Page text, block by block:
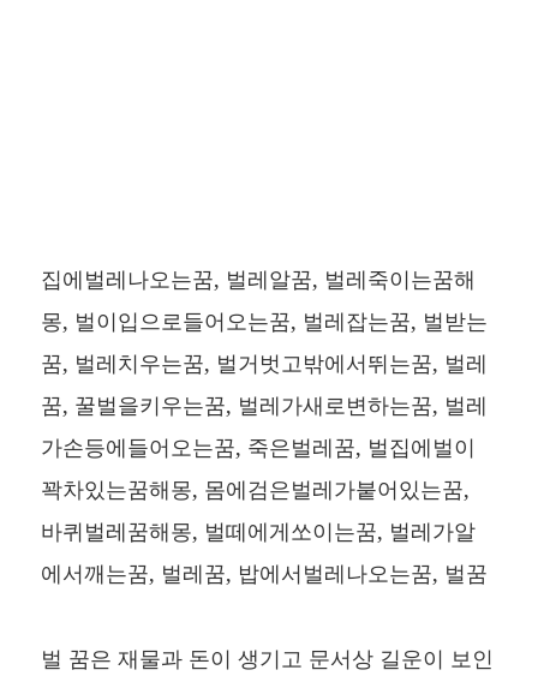
집에벌레나오는꿈, 벌레알꿈, 벌레죽이는꿈해
몽, 벌이입으로들어오는꿈, 벌레잡는꿈, 벌받는
꿈, 벌레치우는꿈, 벌거벗고밖에서뛰는꿈, 벌레
꿈, 꿀벌을키우는꿈, 벌레가새로변하는꿈, 벌레
가손등에들어오는꿈, 죽은벌레꿈, 벌집에벌이
꽉차있는꿈해몽, 몸에검은벌레가붙어있는꿈,
바퀴벌레꿈해몽, 벌떼에게쏘이는꿈, 벌레가알
에서깨는꿈, 벌레꿈, 밥에서벌레나오는꿈, 벌꿈
벌 꿈은 재물과 돈이 생기고 문서상 길운이 보인